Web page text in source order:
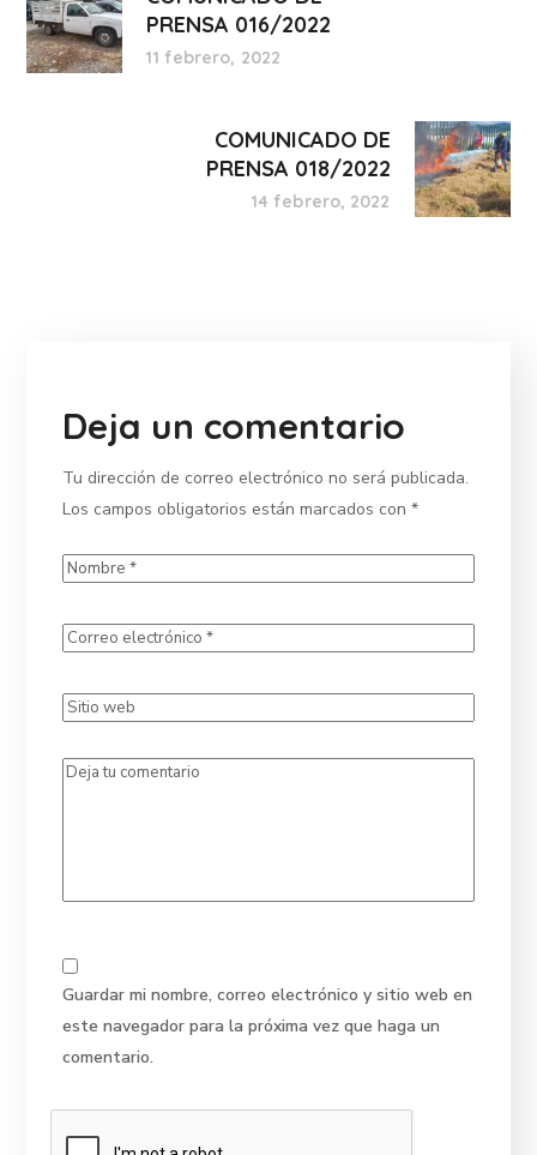
PRENSA 016/2022
11 febrero, 2022
COMUNICADO DE
PRENSA 018/2022
14 febrero, 2022
Deja un comentario
Tu dirección de correo electrónico no será publicada.
Los campos obligatorios están marcados con*
Guardar mi nombre, correo electrónico y sitio web en
este navegador para la próxima vez que haga un
comentario.